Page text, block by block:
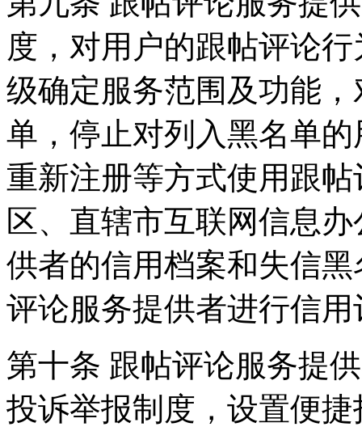
度，对用户的跟帖评论
级确定服务范围及功能
单，停止对列入黑名单
重新注册等方式使用跟
区、直辖市互联网信息
供者的信用档案和失信
评论服务提供者进行信用
第十条 跟帖评论服务提
投诉举报制度，设置便